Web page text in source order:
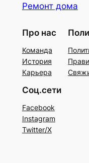
Ремонт дома
Про нас
Команда
История
Карьера
Соц.сети
Facebook
Instagram
Twitter/X